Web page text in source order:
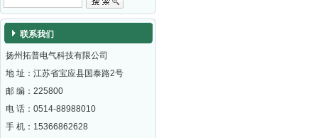
联系我们
扬州拓普电气科技有限公司
地 址：江苏省宝应县国泰路2号
邮 编： 225800
电 话：0514-88988010
手 机：15366862628